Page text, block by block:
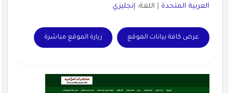
العربية المتحدة| اللغة: إنجليزي
عرض كافة بيانات الموقع زيارة الموقع مباشرة